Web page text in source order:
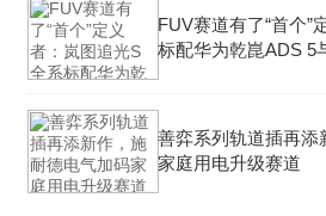
FUV赛道有了“首个”
标配华为乾崑ADS 5
善弈系列轨道插再添
家庭用电升级赛道